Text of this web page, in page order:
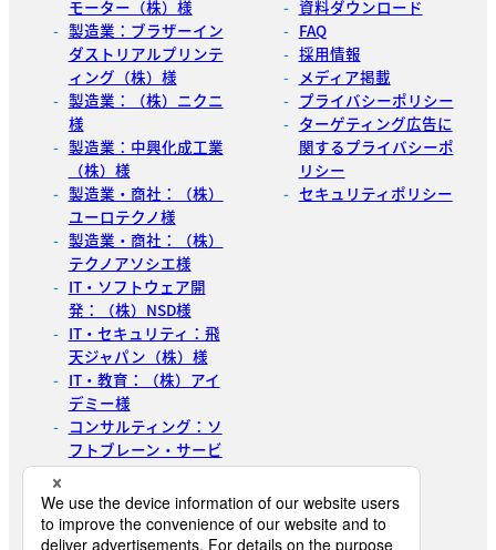
モーター（株）様
製造業：ブラザーイン
ダストリアルプリンテ
ィング（株）様
製造業：（株）ニクニ
様
製造業：中興化成工業
（株）様
製造業・商社：（株）
ユーロテクノ様
製造業・商社：（株）
テクノアソシエ様
IT・ソフトウェア開
発：（株）NSD様
IT・セキュリティ：飛
天ジャパン（株）様
IT・教育：（株）アイ
デミー様
コンサルティング：ソ
フトブレーン・サービ
ス（株）様
展示会主催：（株）イ
ノベント様
資料ダウンロード
FAQ
採用情報
メディア掲載
プライバシーポリシー
ターゲティング広告に
関するプライバシーポ
リシー
セキュリティポリシー